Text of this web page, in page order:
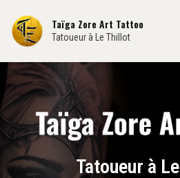
contenu
principal
Taïga Zore Art Tattoo
Tatoueur à Le Thillot
Tatoueur à